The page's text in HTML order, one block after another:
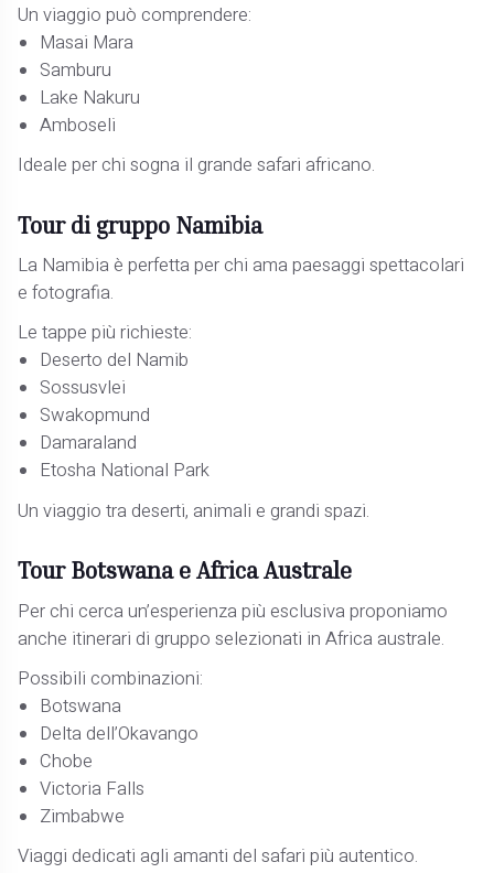
Un viaggio può comprendere:
Masai Mara
Samburu
Lake Nakuru
Amboseli
Ideale per chi sogna il grande safari africano.
Tour di gruppo Namibia
La Namibia è perfetta per chi ama paesaggi spettacolari
e fotografia.
Le tappe più richieste:
Deserto del Namib
Sossusvlei
Swakopmund
Damaraland
Etosha National Park
Un viaggio tra deserti, animali e grandi spazi.
Tour Botswana e Africa Australe
Per chi cerca un’esperienza più esclusiva proponiamo
anche itinerari di gruppo selezionati in Africa australe.
Possibili combinazioni:
Botswana
Delta dell’Okavango
Chobe
Victoria Falls
Zimbabwe
Viaggi dedicati agli amanti del safari più autentico.